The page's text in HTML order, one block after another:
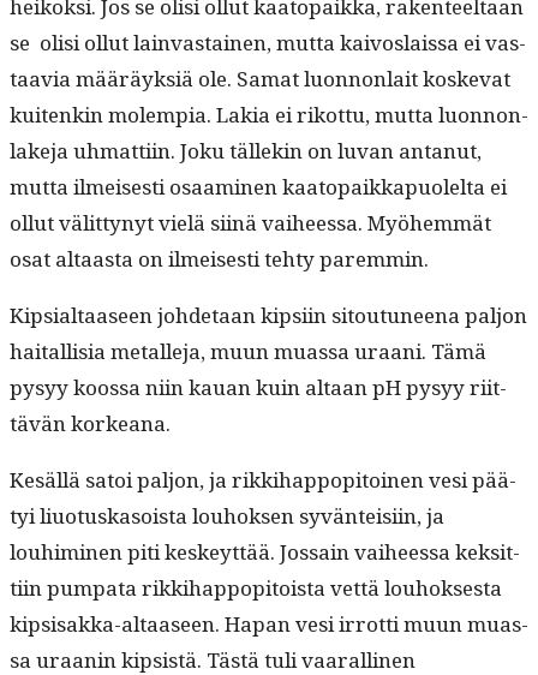
heikok­si. Jos se olisi ollut kaatopaik­ka, rak­en­teeltaan
se olisi ollut lain­vas­tainen, mut­ta kaivoslais­sa ei vas­
taavia määräyk­siä ole. Samat luon­non­lait koske­vat
kuitenkin molem­pia. Lakia ei rikot­tu, mut­ta luon­non­
lake­ja uhmat­ti­in. Joku tällekin on luvan antanut,
mut­ta ilmeis­es­ti osaami­nen kaatopaikka­puolelta ei
ollut välit­tynyt vielä siinä vai­heessa. Myöhem­mät
osat altaas­ta on ilmeis­es­ti tehty paremmin.
Kip­sial­taaseen johde­taan kip­si­in sitoutuneena paljon
haitallisia met­alle­ja, muun muas­sa uraani. Tämä
pysyy koos­sa niin kauan kuin altaan pH pysyy riit­
tävän korkeana.
Kesäl­lä satoi paljon, ja rikki­hap­popi­toinen vesi pää­
tyi liuo­tuska­soista louhok­sen syvän­teisi­in, ja
louhimi­nen piti keskeyt­tää. Jos­sain vai­heessa kek­sit­
ti­in pumpa­ta rikki­hap­popi­toista vet­tä louhok­ses­ta
kip­sisak­ka-altaaseen. Hapan vesi irrot­ti muun muas­
sa uraanin kip­sistä. Tästä tuli vaar­alli­nen